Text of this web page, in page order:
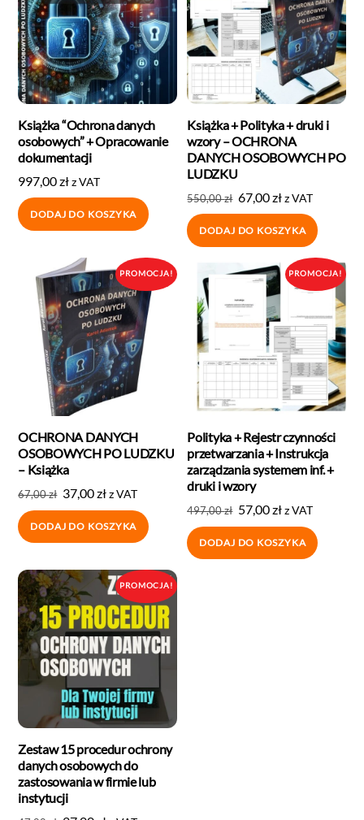
Książka “Ochrona danych
osobowych” + Opracowanie
dokumentacji
997,00zł z VAT
DODAJ DO KOSZYKA
Książka + Polityka + druki i
wzory – OCHRONA
DANYCH OSOBOWYCH PO
LUDZKU
550,00zł 67,00złz VAT
DODAJ DO KOSZYKA
PROMOCJA!
OCHRONA DANYCH
OSOBOWYCH PO LUDZKU
– Książka
67,00zł 37,00złz VAT
DODAJ DO KOSZYKA
PROMOCJA!
Polityka + Rejestr czynności
przetwarzania + Instrukcja
zarządzania systemem inf. +
druki i wzory
497,00zł 57,00złz VAT
DODAJ DO KOSZYKA
PROMOCJA!
Zestaw 15 procedur ochrony
danych osobowych do
zastosowania w firmie lub
instytucji